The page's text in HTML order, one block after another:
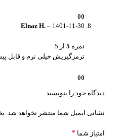
0
0
Elnaz H. – 1401-11-30
نمره 5 از 5
ترمزگیریش خیلی نرم و قابل
0
0
دیدگاه خود را بنویسید
نشانی ایمیل شما منتشر نخواهد شد.
امتیاز شما *